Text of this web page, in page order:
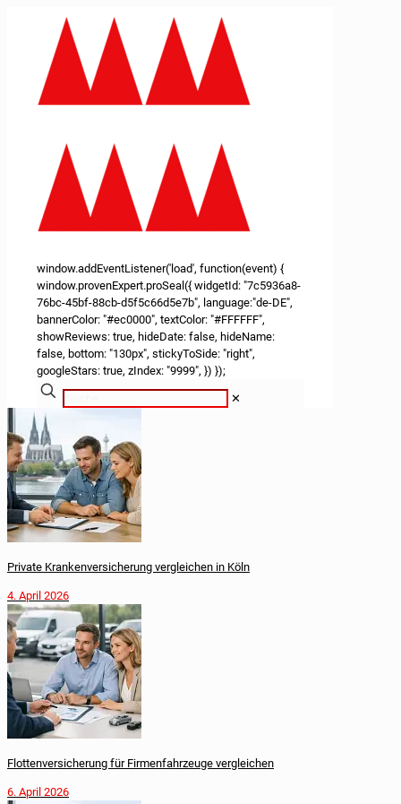
window.addEventListener('load', function(event) {
window.provenExpert.proSeal({ widgetId: "7c5936a8-
76bc-45bf-88cb-d5f5c66d5e7b", language:"de-DE",
bannerColor: "#ec0000", textColor: "#FFFFFF",
showReviews: true, hideDate: false, hideName:
false, bottom: "130px", stickyToSide: "right",
googleStars: true, zIndex: "9999", }) });
✕
Private Krankenversicherung vergleichen in Köln
4. April 2026
Flottenversicherung für Firmenfahrzeuge vergleichen
6. April 2026